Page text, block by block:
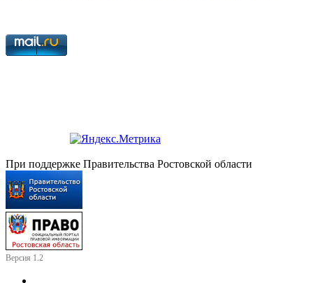
При поддержке Правительства Ростовской области
Версия 1.2